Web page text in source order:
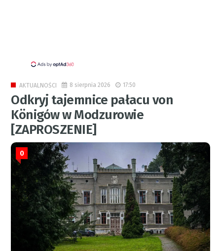
AKTUALNOŚCI 8 sierpnia 2026 17:50
Odkryj tajemnice pałacu von
Königów w Modzurowie
[ZAPROSZENIE]
0